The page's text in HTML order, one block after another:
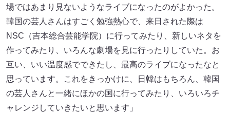
場ではあまり見ないようなライブになったのがよかった。
韓国の芸人さんはすごく勉強熱心で、来日された際は
NSC（吉本総合芸能学院）に行ってみたり、新しいネタを
作ってみたり、いろんな劇場を見に行ったりしていた。お
互い、いい温度感でできたし、最高のライブになったなと
思っています。これをきっかけに、日韓はもちろん、韓国
の芸人さんと一緒にほかの国に行ってみたり、いろいろチ
ャレンジしていきたいと思います」